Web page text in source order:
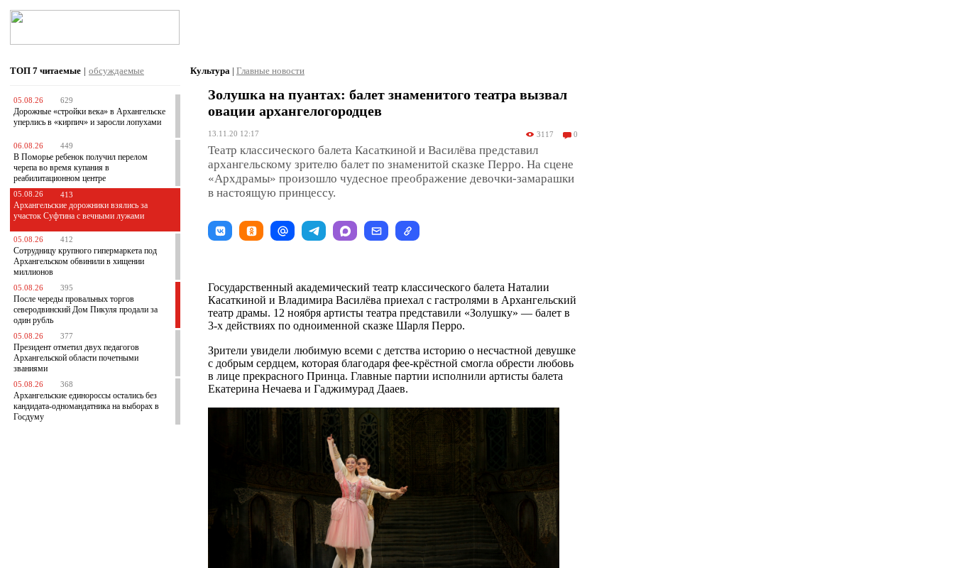
ТОП 7 читаемые | обсуждаемые
05.08.26 629
Дорожные «стройки века» в Архангельске
уперлись в «кирпич» и заросли лопухами
06.08.26 449
В Поморье ребенок получил перелом
черепа во время купания в
реабилитационном центре
05.08.26 413
Архангельские дорожники взялись за
участок Суфтина с вечными лужами
05.08.26 412
Сотрудницу крупного гипермаркета под
Архангельском обвинили в хищении
миллионов
05.08.26 395
После череды провальных торгов
северодвинский Дом Пикуля продали за
один рубль
05.08.26 377
Президент отметил двух педагогов
Архангельской области почетными
званиями
05.08.26 368
Архангельские единороссы остались без
кандидата-одномандатника на выборах в
Госдуму
Культура | Главные новости
Золушка на пуантах: балет знаменитого театра вызвал
овации архангелогородцев
13.11.20 12:17 3117 0
Театр классического балета Касаткиной и Василёва представил
архангельскому зрителю балет по знаменитой сказке Перро. На сцене
«Архдрамы» произошло чудесное преображение девочки-замарашки
в настоящую принцессу.
Государственный академический театр классического балета Наталии
Касаткиной и Владимира Василёва приехал с гастролями в Архангельский
театр драмы. 12 ноября артисты театра представили «Золушку» — балет в
3-х действиях по одноименной сказке Шарля Перро.
Зрители увидели любимую всеми с детства историю о несчастной девушке
с добрым сердцем, которая благодаря фее-крёстной смогла обрести любовь
в лице прекрасного Принца. Главные партии исполнили артисты балета
Екатерина Нечаева и Гаджимурад Дааев.